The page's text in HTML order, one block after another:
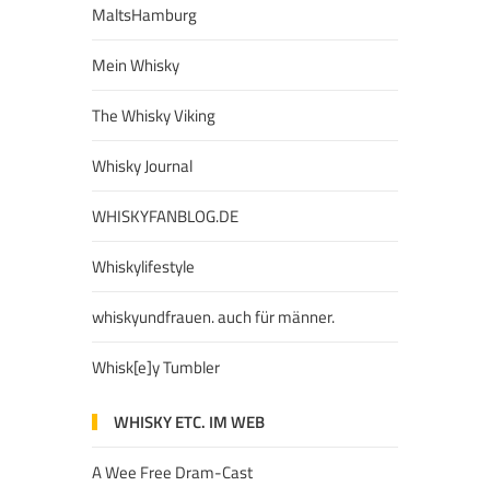
MaltsHamburg
Mein Whisky
The Whisky Viking
Whisky Journal
WHISKYFANBLOG.DE
Whiskylifestyle
whiskyundfrauen. auch für männer.
Whisk[e]y Tumbler
WHISKY ETC. IM WEB
A Wee Free Dram-Cast